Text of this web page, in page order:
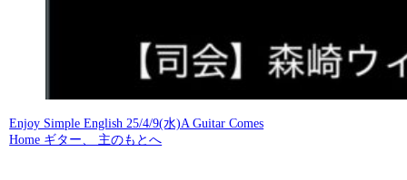
Enjoy Simple English 25/4/9(水)A Guitar Comes
Home ギター、 主のもとへ